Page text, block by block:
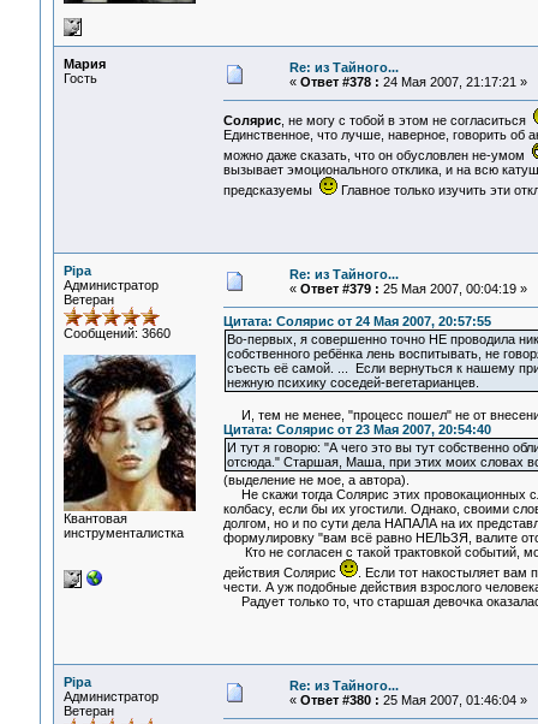
Мария
Гость
Re: из Тайного...
« Ответ #378 : 24 Мая 2007, 21:17:21 »
Солярис, не могу с тобой в этом не согласиться
Единственное, что лучше, наверное, говорить
можно даже сказать, что он обусловлен не-умом
вызывает эмоционального отклика, и на всю
предсказуемы
Главное только изучить эти
Pipa
Администратор
Ветеран
Сообщений: 3660
Квантовая
инструменталистка
Re: из Тайного...
« Ответ #379 : 25 Мая 2007, 00:04:19 »
Цитата: Солярис от 24 Мая 2007, 20:57:55
Во-первых, я совершенно точно НЕ проводила
собственного ребёнка лень воспитывать, не
съесть её самой. ... Если вернуться к нашему
нежную психику соседей-вегетарианцев.
И, тем не менее, "процесс пошел" не от
Цитата: Солярис от 23 Мая 2007, 20:54:40
И тут я говорю: "А чего это вы тут собственно
отсюда." Старшая, Маша, при этих моих словах
(выделение не мое, а автора).
Не скажи тогда Солярис этих провокационных
колбасу, если бы их угостили. Однако, своими
долгом, но и по сути дела НАПАЛА на их
формулировку "вам всё равно НЕЛЬЗЯ, валите
Кто не согласен с такой трактовкой событий,
действия Солярис
. Если тот накостыляет вам
чести. А уж подобные действия взрослого
Радует только то, что старшая девочка
Pipa
Администратор
Ветеран
Re: из Тайного...
« Ответ #380 : 25 Мая 2007, 01:46:04 »